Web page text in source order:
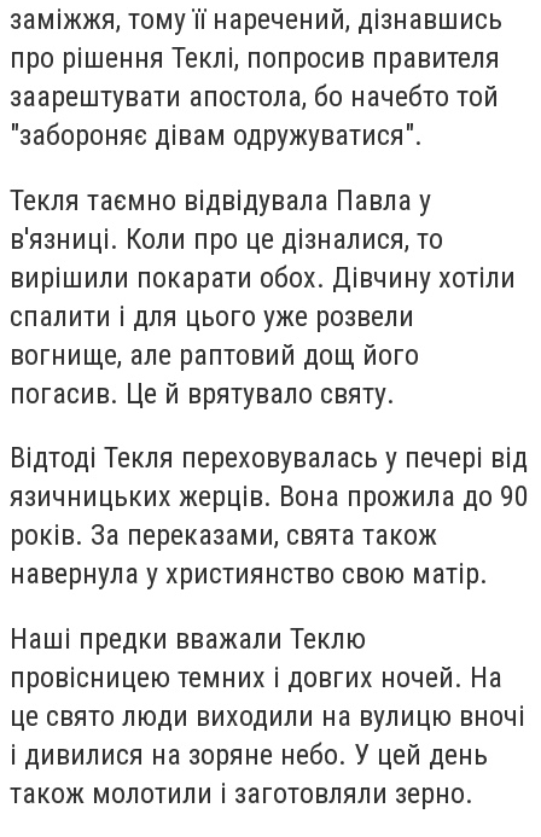
заміжжя, тому її наречений, дізнавшись
про рішення Теклі, попросив правителя
заарештувати апостола, бо начебто той
"забороняє дівам одружуватися".
Текля таємно відвідувала Павла у
в'язниці. Коли про це дізналися, то
вирішили покарати обох. Дівчину хотіли
спалити і для цього уже розвели
вогнище, але раптовий дощ його
погасив. Це й врятувало святу.
Відтоді Текля переховувалась у печері від
язичницьких жерців. Вона прожила до 90
років. За переказами, свята також
навернула у християнство свою матір.
Наші предки вважали Теклю
провісницею темних і довгих ночей. На
це свято люди виходили на вулицю вночі
і дивилися на зоряне небо. У цей день
також молотили і заготовляли зерно.